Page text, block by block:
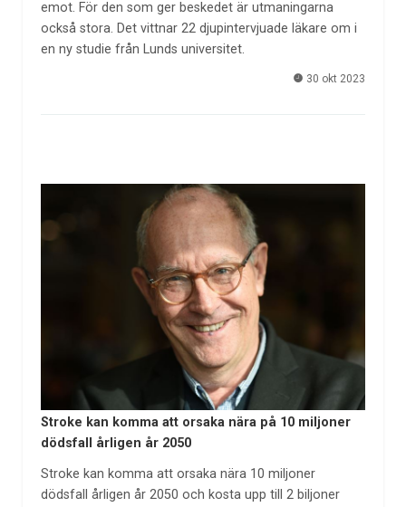
emot. För den som ger beskedet är utmaningarna
också stora. Det vittnar 22 djupintervjuade läkare om i
en ny studie från Lunds universitet.
30 okt 2023
Stroke kan komma att orsaka nära på 10 miljoner
dödsfall årligen år 2050
Stroke kan komma att orsaka nära 10 miljoner
dödsfall årligen år 2050 och kosta upp till 2 biljoner